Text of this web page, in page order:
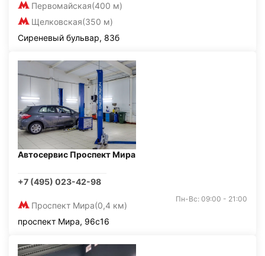
Первомайская(400 м)
Щелковская(350 м)
Сиреневый бульвар, 83б
Автосервис Проспект Мира
+7 (495) 023-42-98
Проспект Мира(0,4 км)
Пн-Вс: 09:00 - 21:00
проспект Мира, 96с16